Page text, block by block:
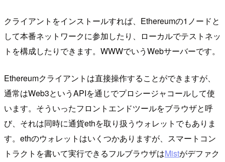
クライアントをインストールすれば、Ethereumの1ノードと
して本番ネットワークに参加したり、ローカルでテストネッ
トを構成したりできます。WWWでいうWebサーバーです。
Ethereumクライアントは直接操作することができますが、
通常はWeb3というAPIを通じでプロシージャコールして使
います。そういったフロントエンドツールをブラウザと呼
び、それは同時に通貨ethを取り扱うウォレットでもありま
す。ethのウォレットはいくつかありますが、スマートコン
トラクトを書いて実行できるフルブラウザはMistがデファク